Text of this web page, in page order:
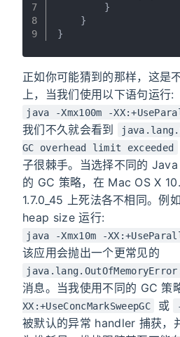
7
8
9
        }
    }
}
正如你可能猜到的那样，这是
上，当我们使用以下语句运行:
java -Xmx100m -
我们不久就会看到
GC overhead limit exceeded
子很棘手。当选择不同的
的 GC 策略，在 Mac OS X
1.7.0_45 上死法各不相同。例
heap size 运行:
java -Xmx10m -
该应用会抛出一个更常见的
消息。当我使用不同的 GC 策
XX:+UseConcMarkSweepGC
或
被默认的异常 handler 捕获，